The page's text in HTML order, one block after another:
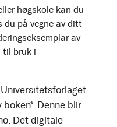
høgskole kan du
du på vegne av ditt
av
til bruk i
Denne blir
Det digitale